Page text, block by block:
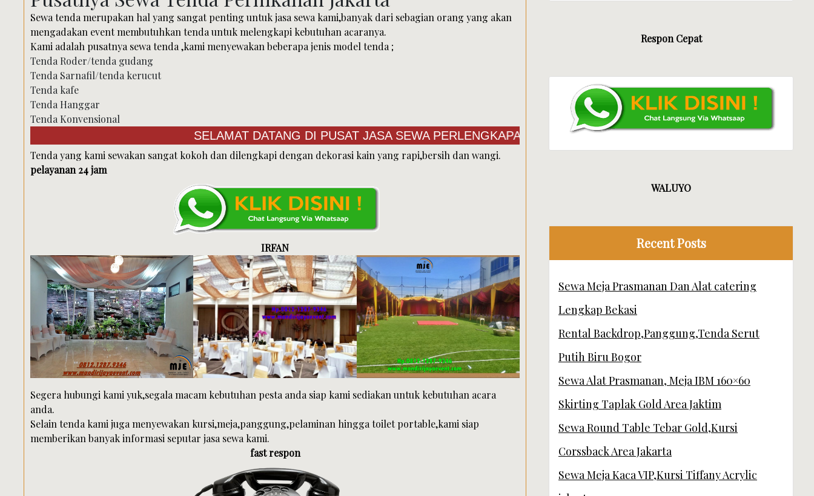
Sewa tenda merupakan hal yang sangat penting untuk jasa sewa kami,banyak dari sebagian orang yang akan
mengadakan event membutuhkan tenda untuk melengkapi kebutuhan acaranya.
Kami adalah pusatnya sewa tenda ,kami menyewakan beberapa jenis model tenda ;
Tenda Roder/tenda gudang
Tenda Sarnafil/tenda kerucut
Tenda kafe
Tenda Hanggar
Tenda Konvensional
SELAMAT DATANG DI PUSAT JASA SEWA PERLENGKAPAN ALAT PESTA CV MANDIRI JAYA EVENT
Tenda yang kami sewakan sangat kokoh dan dilengkapi dengan dekorasi kain yang rapi,bersih dan wangi.
pelayanan 24 jam
IRFAN
Segera hubungi kami yuk,segala macam kebutuhan pesta anda siap kami sediakan untuk kebutuhan acara
anda.
Selain tenda kami juga menyewakan kursi,meja,panggung,pelaminan hingga toilet portable,kami siap
memberikan banyak informasi seputar jasa sewa kami.
fast respon
Respon Cepat
WALUYO
Recent Posts
Sewa Meja Prasmanan Dan Alat catering
Lengkap Bekasi
Rental Backdrop,Panggung,Tenda Serut
Putih Biru Bogor
Sewa Alat Prasmanan, Meja IBM 160×60
Skirting Taplak Gold Area Jaktim
Sewa Round Table Tebar Gold,Kursi
Corssback Area Jakarta
Sewa Meja Kaca VIP,Kursi Tiffany Acrylic